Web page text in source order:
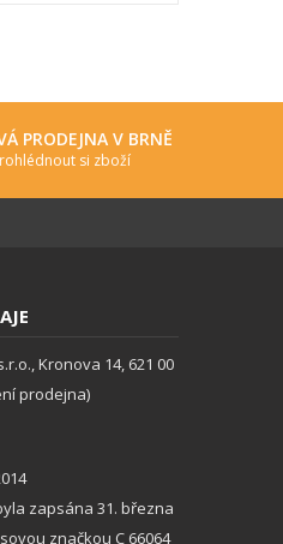
PRODEJNA V BRNĚ
si zboží
Kronova 14, 621 00
prodejna)
zapsána 31. března
značkou C 66064